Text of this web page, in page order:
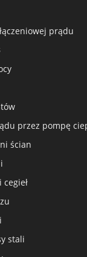
prądu
przez pompę
ścian
stali